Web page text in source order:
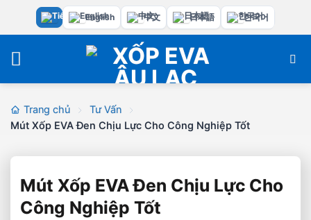
dung
English 中文 日本語 한국어
Trang chủ
Tư Vấn
Mút Xốp EVA Đen Chịu Lực Cho Công Nghiệp Tốt
Mút Xốp EVA Đen Chịu Lực Cho
Công Nghiệp Tốt